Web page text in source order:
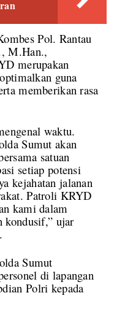
Pol. Rantau
M.Han.,
merupakan
guna
memberikan rasa
waktu.
Sumut akan
satuan
setiap potensi
kejahatan jalanan
Patroli KRYD
kami dalam
kondusif,” ujar
Sumut
di lapangan
Polri kepada